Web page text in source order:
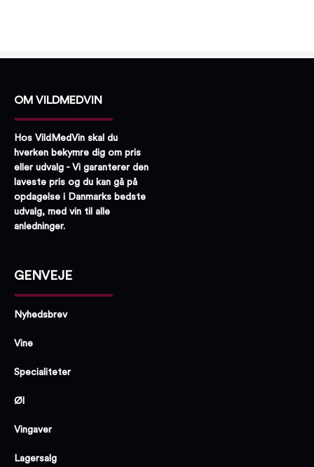
OM VILDMEDVIN
Hos VildMedVin skal du
hverken bekymre dig om pris
eller udvalg - Vi garanterer den
laveste pris og du kan gå på
opdagelse i Danmarks bedste
udvalg, med vin til alle
anledninger.
GENVEJE
Nyhedsbrev
Vine
Specialiteter
Øl
Vingaver
Lagersalg